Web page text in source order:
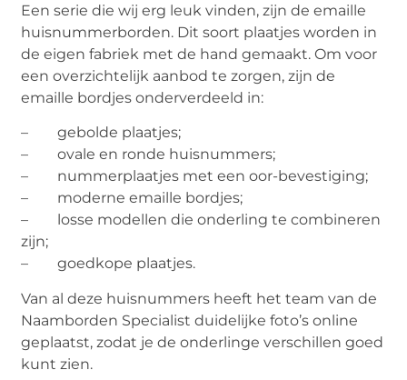
Een serie die wij erg leuk vinden, zijn de emaille
huisnummerborden. Dit soort plaatjes worden in
de eigen fabriek met de hand gemaakt. Om voor
een overzichtelijk aanbod te zorgen, zijn de
emaille bordjes onderverdeeld in:
– gebolde plaatjes;
– ovale en ronde huisnummers;
– nummerplaatjes met een oor-bevestiging;
– moderne emaille bordjes;
– losse modellen die onderling te combineren
zijn;
– goedkope plaatjes.
Van al deze huisnummers heeft het team van de
Naamborden Specialist duidelijke foto’s online
geplaatst, zodat je de onderlinge verschillen goed
kunt zien.